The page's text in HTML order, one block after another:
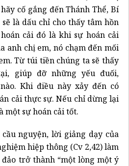
cố gắng đến Thánh Thể, Bí
là dấu chỉ cho thấy tâm hồn
cải đó là khi sự hoán cải
anh chị em, nó chạm đến mối
Từ túi tiền chúng ta sẽ thấy
giúp đỡ những yếu đuối,
Khi điều này xảy đến có
cải thực sự. Nếu chỉ dừng lại
một sự hoán cải tốt.
nguyện, lời giảng dạy của
hiệp thông (Cv 2,42) làm
trở thành “một lòng một ý